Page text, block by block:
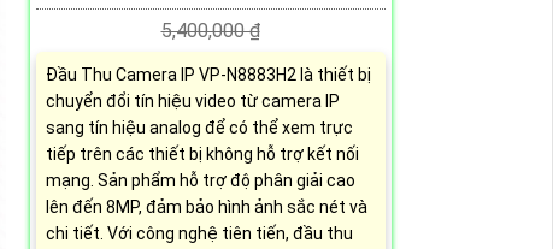
5,400,000 ₫
Đầu Thu Camera IP VP-N8883H2 là thiết bị
chuyển đổi tín hiệu video từ camera IP
sang tín hiệu analog để có thể xem trực
tiếp trên các thiết bị không hỗ trợ kết nối
mạng. Sản phẩm hỗ trợ độ phân giải cao
lên đến 8MP, đảm bảo hình ảnh sắc nét và
chi tiết. Với công nghệ tiên tiến, đầu thu